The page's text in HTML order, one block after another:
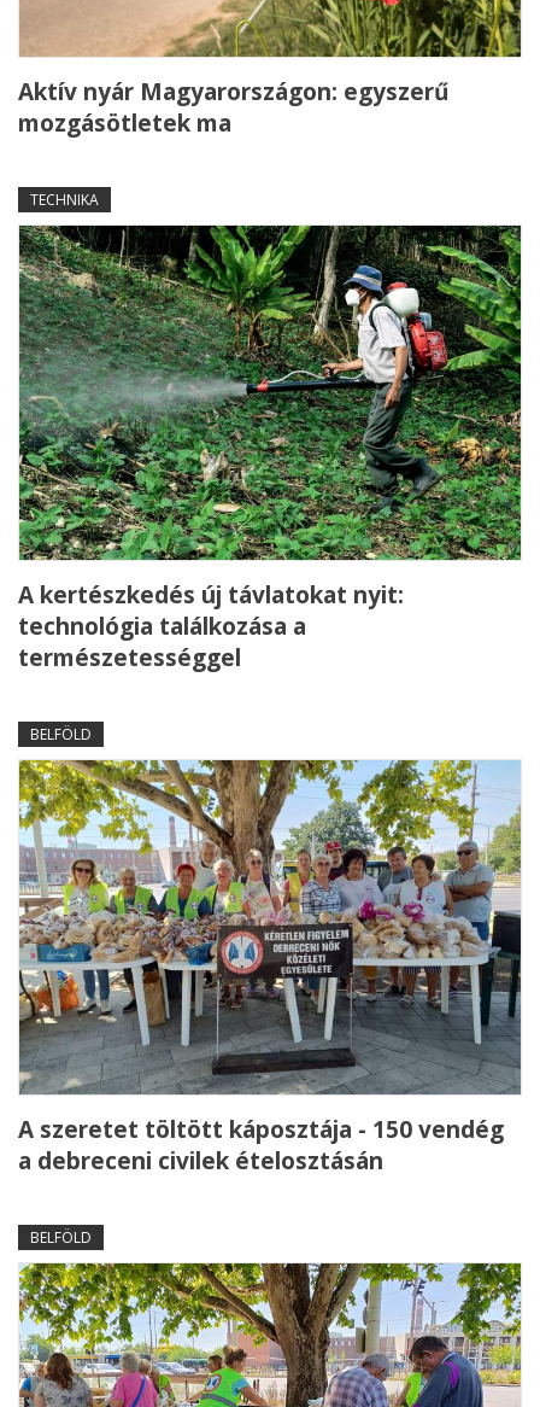
Aktív nyár Magyarországon: egyszerű
mozgásötletek ma
TECHNIKA
A kertészkedés új távlatokat nyit:
technológia találkozása a
természetességgel
BELFÖLD
A szeretet töltött káposztája - 150 vendég
a debreceni civilek ételosztásán
BELFÖLD